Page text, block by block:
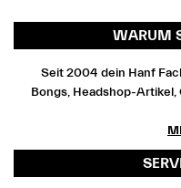
WARUM
Seit 2004 dein Hanf
Bongs, Headshop-